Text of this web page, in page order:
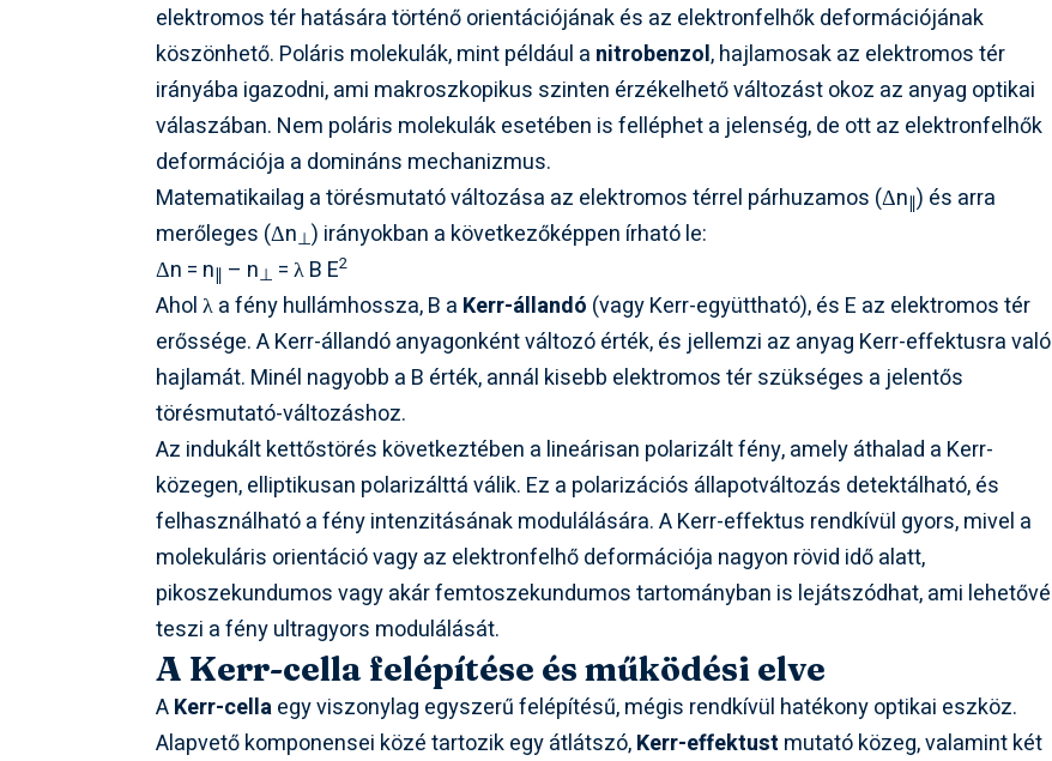
elektromos tér hatására történő orientációjának és az elektronfelhők deformációjának
köszönhető. Poláris molekulák, mint például a nitrobenzol, hajlamosak az elektromos tér
irányába igazodni, ami makroszkopikus szinten érzékelhető változást okoz az anyag optikai
válaszában. Nem poláris molekulák esetében is felléphet a jelenség, de ott az elektronfelhők
deformációja a domináns mechanizmus.
Matematikailag a törésmutató változása az elektromos térrel párhuzamos (Δn∥) és arra
merőleges (Δn⊥) irányokban a következőképpen írható le:
Δn = n∥ – n⊥ = λ B E2
Aholλa fény hullámhossza,B a Kerr-állandó (vagy Kerr-együttható), és E az elektromos tér
erőssége. A Kerr-állandó anyagonként változó érték, és jellemzi az anyag Kerr-effektusra való
hajlamát. Minél nagyobb a B érték, annál kisebb elektromos tér szükséges a jelentős
törésmutató-változáshoz.
Az indukált kettőstörés következtében a lineárisan polarizált fény, amely áthalad a Kerr-
közegen, elliptikusan polarizálttá válik. Ez a polarizációs állapotváltozás detektálható, és
felhasználható a fény intenzitásának modulálására. A Kerr-effektus rendkívül gyors, mivel a
molekuláris orientáció vagy az elektronfelhő deformációja nagyon rövid idő alatt,
pikoszekundumos vagy akár femtoszekundumos tartományban is lejátszódhat, ami lehetővé
teszi a fény ultragyors modulálását.
A Kerr-cella felépítése és működési elve
AKerr-cellaegy viszonylag egyszerű felépítésű, mégis rendkívül hatékony optikai eszköz.
Alapvető komponensei közé tartozik egy átlátszó,Kerr-effektust mutató közeg, valamint két